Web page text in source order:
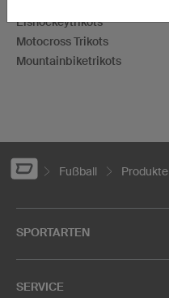
Eishockeytrikots
Motocross Trikots
Mountainbiketrikots
Fußball Produkte
SPORTARTEN
SERVICE